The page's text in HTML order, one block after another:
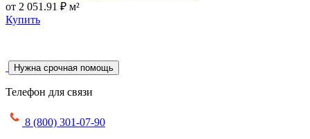
от 2 051.91 ₽ м²
Купить
Нужна срочная помощь
Телефон для связи
8 (800) 301-07-90